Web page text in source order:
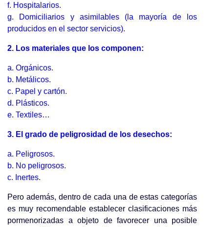
f. Hospitalarios.
g. Domiciliarios y asimilables (la mayoría de los
producidos en el sector servicios).
2. Los materiales que los componen:
a. Orgánicos.
b. Metálicos.
c. Papel y cartón.
d. Plásticos.
e. Textiles…
3. El grado de peligrosidad de los desechos:
a. Peligrosos.
b. No peligrosos.
c. Inertes.
Pero además, dentro de cada una de estas categorías
es muy recomendable establecer clasificaciones más
pormenorizadas a objeto de favorecer una posible